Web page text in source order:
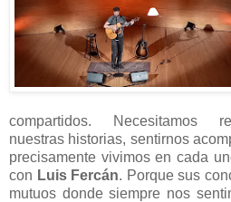
compartidos. Necesitamos
nuestras historias, sentirnos
precisamente vivimos en cada
con Luis Fercán. Porque sus
mutuos donde siempre nos